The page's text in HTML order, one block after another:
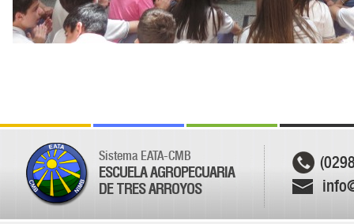
Sistema EATA-CMB
ESCUELA AGROPECUARIA
DE TRES ARROYOS